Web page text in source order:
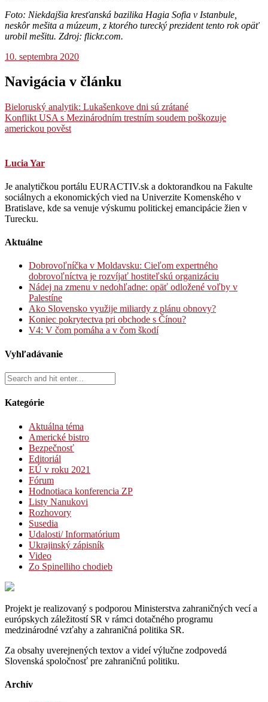
Foto: Niekdajšia kresťanská bazilika Hagia Sofia v Istanbule,
neskôr mešita a múzeum, z ktorého turecký prezident tento rok opäť
urobil mešitu. Zdroj: flickr.com.
10. septembra 2020
Navigácia v článku
Bieloruský analytik: Lukašenkove dni sú zrátané
Konflikt USA s Mezinárodním trestním soudem poškozuje
americkou pověst
Lucia Yar
Je analytičkou portálu EURACTIV.sk a doktorandkou na Fakulte
sociálnych a ekonomických vied na Univerzite Komenského v
Bratislave, kde sa venuje výskumu politickej emancipácie žien v
Turecku.
Aktuálne
Dobrovoľníčka v Moldavsku: Cieľom expertného
dobrovoľníctva je rozvíjať hostiteľskú organizáciu
Nádej na zmenu v nedohľadne: opäť odložené voľby v
Palestíne
Ako Slovensko využije miliardy z plánu obnovy?
Koniec pokrytectva pri obchode s Čínou?
V4: V čom pomáha a v čom škodí
Vyhľadávanie
Kategórie
Aktuálna téma
Americké bistro
Bezpečnosť
Editoriál
EÚ v roku 2021
Fórum
Hodnotiaca konferencia ZP
Listy Nanukovi
Rozhovory
Susedia
Udalosti/ Informatórium
Ukrajinský zápisník
Video
Zo Spinelliho chodieb
Projekt je realizovaný s podporou Ministerstva zahraničných vecí a
európskych záležitostí SR v rámci dotačného programu
medzinárodné vzťahy a zahraničná politika SR.
Za obsahy uverejnených textov a videí výlučne zodpovedá
Slovenská spoločnosť pre zahraničnú politiku.
Archív